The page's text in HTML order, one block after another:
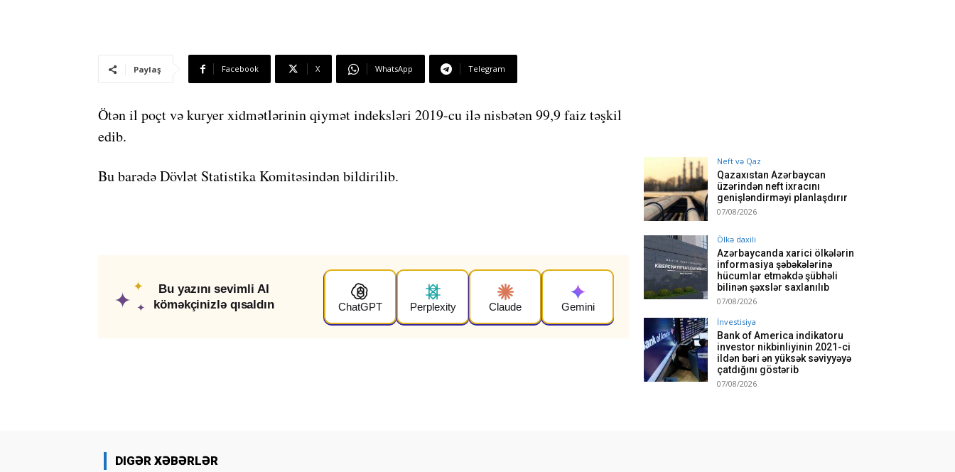
Paylaş Facebook X WhatsApp Telegram
Ötən il poçt və kuryer xidmətlərinin qiymət indeksləri 2019-cu ilə nisbətən 99,9 faiz təşkil
edib.
Bu barədə Dövlət Statistika Komitəsindən bildirilib.
✦
✦
✦
Bu yazını sevimli AI
köməkçinizlə qısaldın
ChatGPT Perplexity Claude Gemini
Neft və Qaz
Qazaxıstan Azərbaycan
üzərindən neft ixracını
genişləndirməyi planlaşdırır
07/08/2026
Ölkə daxili
Azərbaycanda xarici ölkələrin
informasiya şəbəkələrinə
hücumlar etməkdə şübhəli
bilinən şəxslər saxlanılıb
07/08/2026
İnvestisiya
Bank of America indikatoru
investor nikbinliyinin 2021-ci
ildən bəri ən yüksək səviyyəyə
çatdığını göstərib
07/08/2026
DIGƏR XƏBƏRLƏR